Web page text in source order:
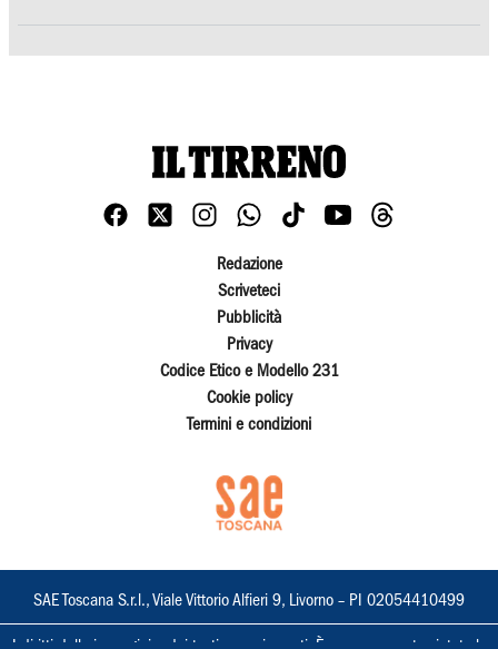
Redazione
Scriveteci
Pubblicità
Privacy
Codice Etico e Modello 231
Cookie policy
Termini e condizioni
SAE Toscana S.r.l., Viale Vittorio Alfieri 9, Livorno – PI 02054410499